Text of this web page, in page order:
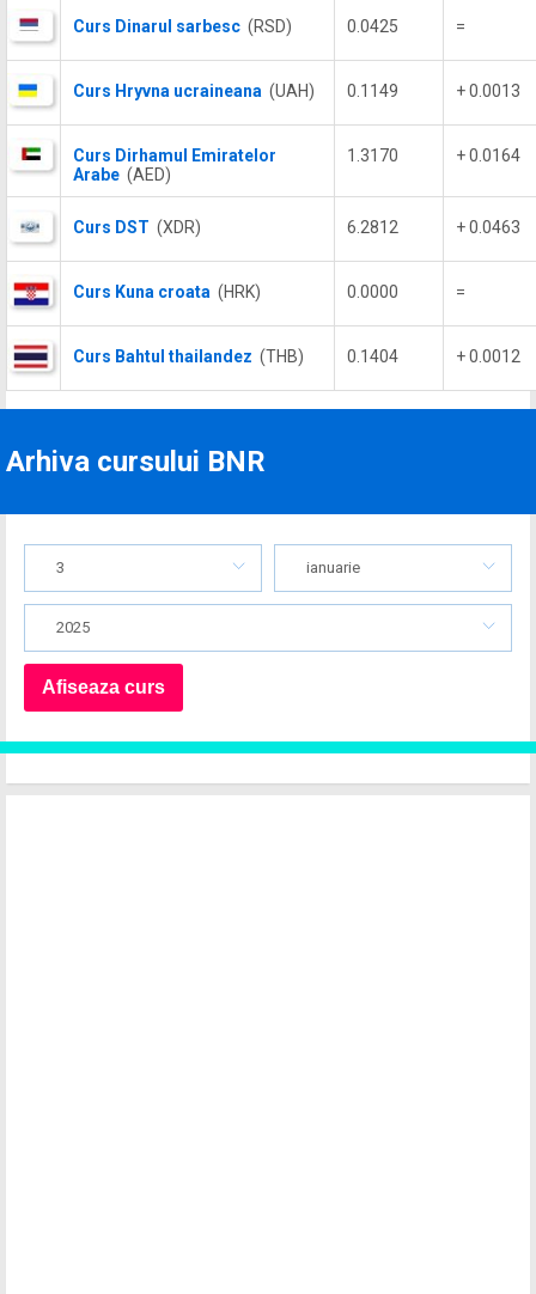
Curs Dinarul sarbesc (RSD) 0.0425 =
Curs Hryvna ucraineana (UAH) 0.1149 + 0.0013
Curs Dirhamul Emiratelor
Arabe (AED)
1.3170 + 0.0164
Curs DST (XDR) 6.2812 + 0.0463
Curs Kuna croata (HRK) 0.0000 =
Curs Bahtul thailandez (THB) 0.1404 + 0.0012
Arhiva cursului BNR
3 ianuarie
2025